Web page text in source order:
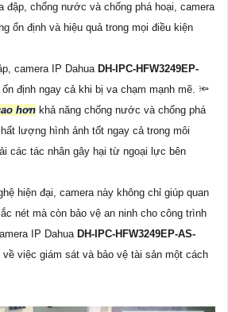
chống nước và chống phá hoại, camera
ổn định và hiệu quả trong mọi điều kiện
camera IP Dahua DH-IPC-HFW3249EP-
định ngay cả khi bị va chạm mạnh mẽ. 🔦
hơn khả năng chống nước và chống phá
lượng hình ảnh tốt ngay cả trong môi
các tác nhân gây hại từ ngoại lực bên
hiện đại, camera này không chỉ giúp quan
nét mà còn bảo vệ an ninh cho công trình
IP Dahua DH-IPC-HFW3249EP-AS-
việc giám sát và bảo vệ tài sản một cách